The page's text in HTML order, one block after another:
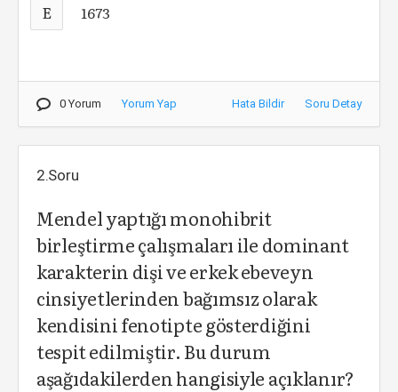
E 1673
0 Yorum Yorum Yap Hata Bildir Soru Detay
2.Soru
Mendel yaptığı monohibrit
birleştirme çalışmaları ile dominant
karakterin dişi ve erkek ebeveyn
cinsiyetlerinden bağımsız olarak
kendisini fenotipte gösterdiğini
tespit edilmiştir. Bu durum
aşağıdakilerden hangisiyle açıklanır?